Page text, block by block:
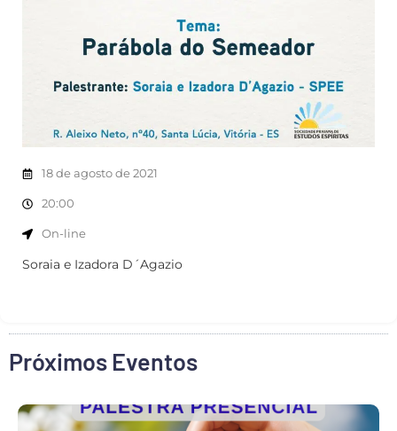
18 de agosto de 2021
20:00
On-line
Soraia e Izadora D´Agazio
Próximos Eventos